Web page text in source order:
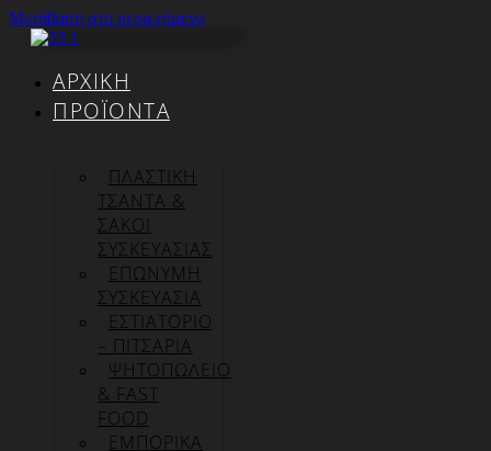
Μετάβαση στο περιεχόμενο
ΑΡΧΙΚΉ
ΠΡΟΪΌΝΤΑ
ΠΛΑΣΤΙΚΗ
ΤΣΑΝΤΑ &
ΣΑΚΟΙ
ΣΥΣΚΕΥΑΣΙΑΣ
ΕΠΏΝΥΜΗ
ΣΥΣΚΕΥΑΣΊΑ
ΕΣΤΙΑΤΟΡΙΟ
– ΠΙΤΣΑΡΙΑ
ΨΗΤΟΠΩΛΕΙΟ
& FAST
FOOD
ΕΜΠΟΡΙΚΑ